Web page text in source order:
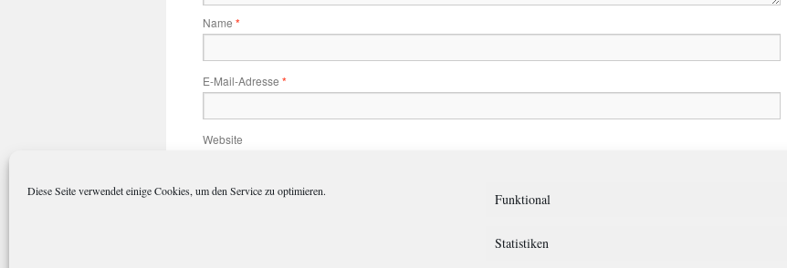
Diese Seite verwendet einige Cookies, um den Service zu optimieren. Funktional
Statistiken
Name *
E-Mail-Adresse *
Website
Name, E-Mail-Adresse und Website in diesem Browser für meinen nächsten Kommentar speichern.